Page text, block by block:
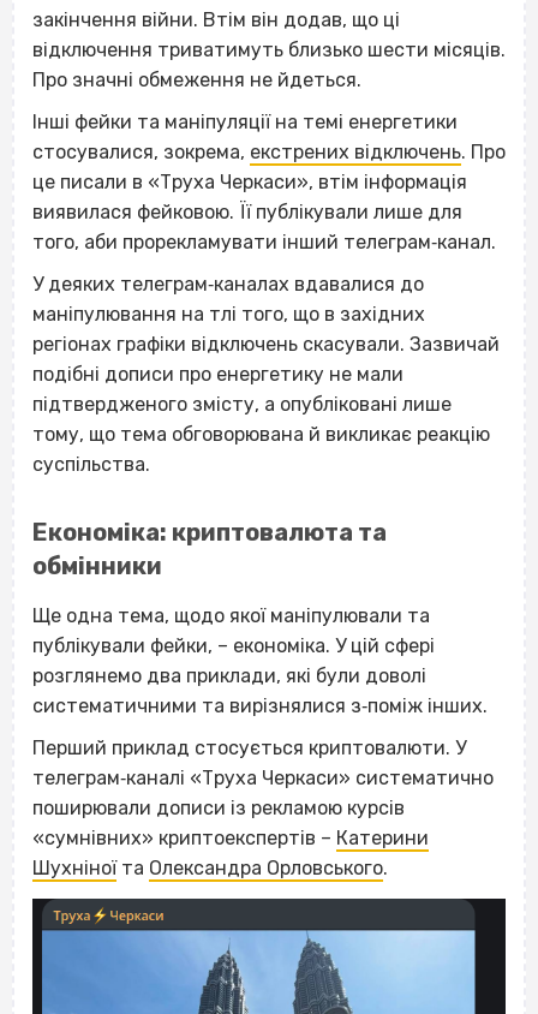
закінчення війни. Втім він додав, що ці
відключення триватимуть близько шести місяців.
Про значні обмеження не йдеться.
Інші фейки та маніпуляції на темі енергетики
стосувалися, зокрема, екстрених відключень. Про
це писали в «Труха Черкаси», втім інформація
виявилася фейковою. Її публікували лише для
того, аби прорекламувати інший телеграм‐канал.
У деяких телеграм‐каналах вдавалися до
маніпулювання на тлі того, що в західних
регіонах графіки відключень скасували. Зазвичай
подібні дописи про енергетику не мали
підтвердженого змісту, а опубліковані лише
тому, що тема обговорювана й викликає реакцію
суспільства.
Економіка: криптовалюта та
обмінники
Ще одна тема, щодо якої маніпулювали та
публікували фейки, – економіка. У цій сфері
розглянемо два приклади, які були доволі
систематичними та вирізнялися з‐поміж інших.
Перший приклад стосується криптовалюти. У
телеграм‐каналі «Труха Черкаси» систематично
поширювали дописи із рекламою курсів
«сумнівних» криптоекспертів – Катерини
Шухніноїта Олександра Орловського.